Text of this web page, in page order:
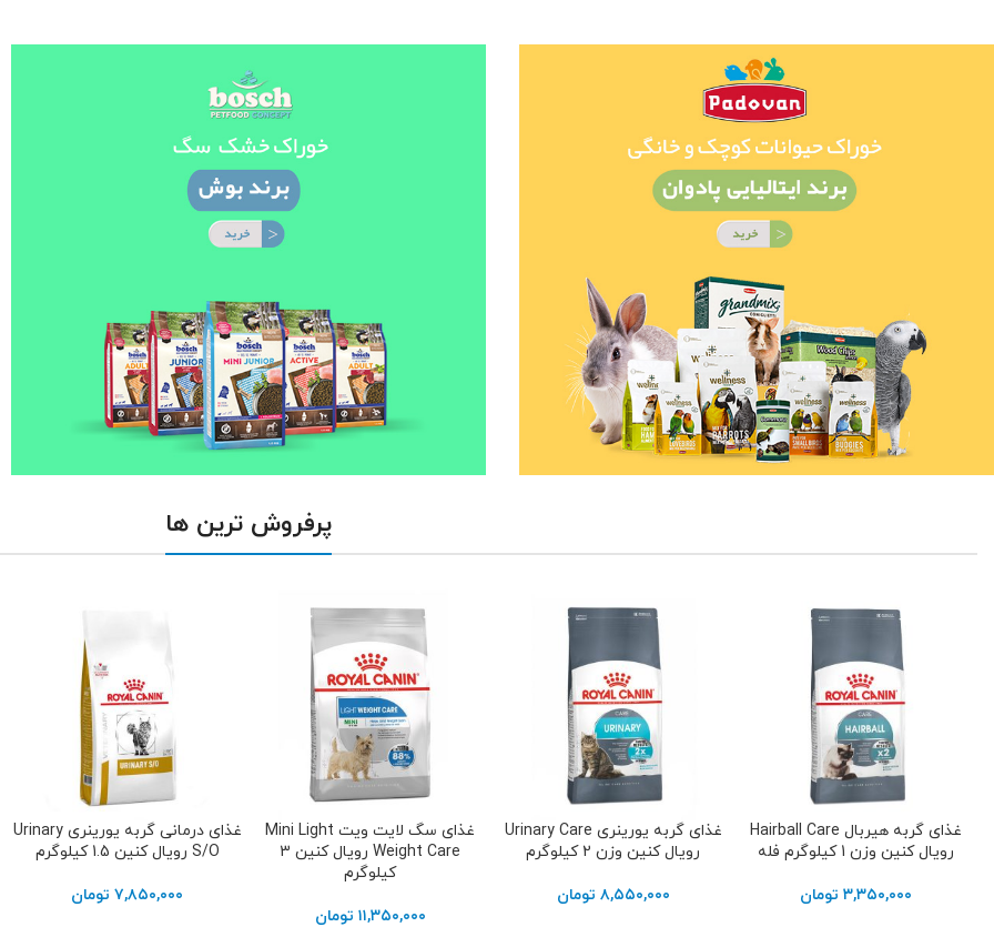
پرفروش ترین ها
افزودن به سبد خرید
غذای گربه هیربال Hairball Care
رویال کنین وزن 1 کیلوگرم فله
۳,۳۵۰,۰۰۰ تومان
افزودن به سبد خرید
غذای گربه یورینری Urinary Care
رویال کنین وزن 2 کیلوگرم
۸,۵۵۰,۰۰۰ تومان
افزودن به سبد خرید
غذای سگ لایت ویت Mini Light
Weight Care رویال کنین 3
کیلوگرم
۱۱,۳۵۰,۰۰۰ تومان
افزودن به سبد خرید
غذای درمانی گربه یورینری Urinary
S/O رویال کنین 1.5 کیلوگرم
۷,۸۵۰,۰۰۰ تومان